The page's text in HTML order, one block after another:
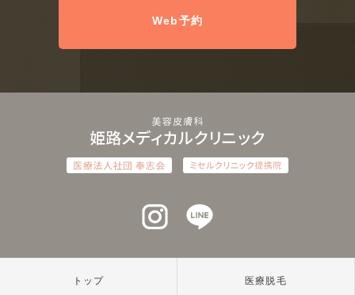
Web予約
インスタグラム
トップ 医療脱毛